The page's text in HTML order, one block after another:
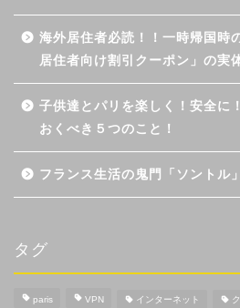
海外居住者必読！！一時帰国時
居住者向け割引クーポン」の実
子供達とパリを楽しく！安全に
おくべき５つのこと！
フランス生活の鬼門「ソントル
タグ
paris VPN インターネット